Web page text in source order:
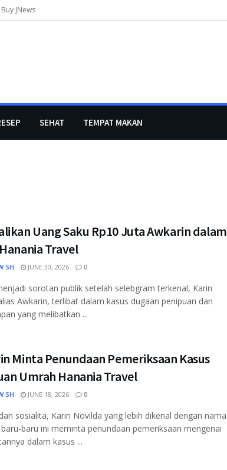
Buy JNews
SEHAT TEMPAT MAKAN
Uang Saku Rp10 Juta Awkarin dalam
Travel
SH JUNE 30, 2026 0
sorotan publik setelah selebgram terkenal, Karin
Awkarin, terlibat dalam kasus dugaan penipuan dan
yang melibatkan ...
Minta Penundaan Pemeriksaan Kasus
Umrah Hanania Travel
SH JUNE 18, 2026 0
sosialita, Karin Novilda yang lebih dikenal dengan nama
baru ini meminta penundaan pemeriksaan mengenai
dalam kasus ...